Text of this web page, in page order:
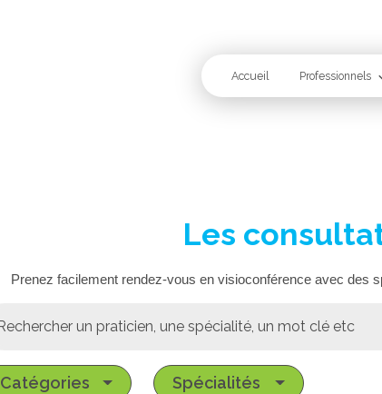
Accueil Professionnels
Les
Prenez facilement rendez-vous en visioconférence avec des
Catégories Spécialités